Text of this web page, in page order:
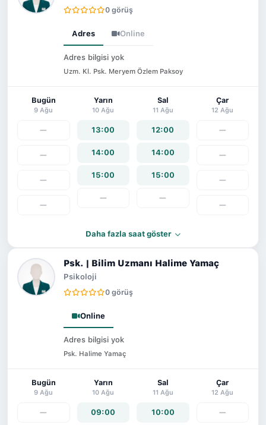
0 görüş
Adres Online
Adres bilgisi yok
Uzm. Kl. Psk. Meryem Özlem Paksoy
Bugün
9 Ağu
—
—
—
—
Yarın
10 Ağu
13:00
14:00
15:00
—
Sal
11 Ağu
12:00
14:00
15:00
—
Çar
12 Ağu
—
—
—
—
Daha fazla saat göster
Psk. | Bilim Uzmanı Halime Yamaç
Psikoloji
0 görüş
Online
Adres bilgisi yok
Psk. Halime Yamaç
Bugün
9 Ağu
—
Yarın
10 Ağu
09:00
Sal
11 Ağu
10:00
Çar
12 Ağu
—